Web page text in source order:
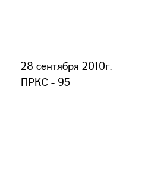
28 сентября 2010г.
ПРКС - 95